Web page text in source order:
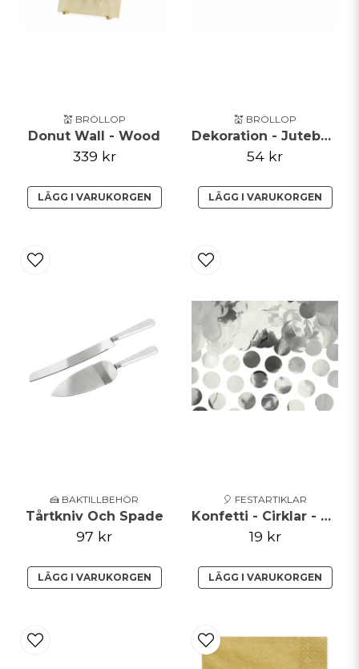
💒 BRÖLLOP
Donut Wall - Wood
339 kr
LÄGG I VARUKORGEN
💒 BRÖLLOP
Dekoration - Juteband
54 kr
LÄGG I VARUKORGEN
🍰 BAKTILLBEHÖR
Tårtkniv Och Spade
97 kr
LÄGG I VARUKORGEN
🎈 FESTARTIKLAR
Konfetti - Cirklar - Silvermetallic
19 kr
LÄGG I VARUKORGEN